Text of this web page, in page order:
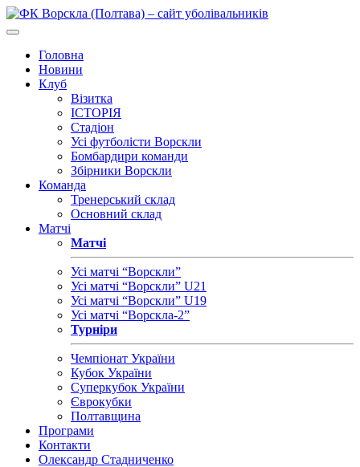
Головна
Новини
Клуб
Візитка
ІСТОРІЯ
Стадіон
Усі футболісти Ворскли
Бомбардири команди
Збірники Ворскли
Команда
Тренерський склад
Основний склад
Матчі
Матчі
Усі матчі “Ворскли”
Усі матчі “Ворскли” U21
Усі матчі “Ворскли” U19
Усі матчі “Ворскла-2”
Турніри
Чемпіонат України
Кубок України
Суперкубок України
Єврокубки
Полтавщина
Програми
Контакти
Олександр Стадниченко